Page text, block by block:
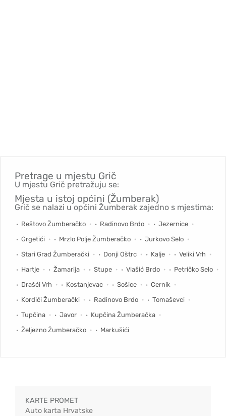
Pretrage u mjestu Grič
U mjestu Grič pretražuju se:
Mjesta u istoj općini (Žumberak)
Grič se nalazi u općini Žumberak zajedno s mjestima:
Reštovo Žumberačko Radinovo Brdo
Jezernice
Grgetići
Mrzlo Polje Žumberačko
Jurkovo Selo
Stari Grad Žumberački
Donji Oštrc Kalje
Veliki Vrh
Hartje
Žamarija Stupe Vlašić Brdo
Petričko Selo
Drašći Vrh
Kostanjevac Sošice
Cernik
Kordići Žumberački
Radinovo Brdo
Tomaševci
Tupčina
Javor
Kupčina Žumberačka
Željezno Žumberačko
Markušići
KARTE PROMET
Auto karta Hrvatske